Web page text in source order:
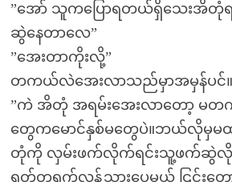
”အော် သူကပြောရတယ်ရှိသေးအိတုံ
ဆွဲနေတာလေ”
”အေးတာကိုးလို့”
တကယ်လဲအေးလာသည်မှာအမှန်ပင်။
”ကဲ အိတုံ အရမ်းအေးလာတော့ မတ
တွေကမောင်နှစ်မတွေပဲ။ဘယ်လိုမှမထင်
တုံကို လှမ်းဖက်လိုက်ရင်းသူ့ဖက်
ရုတ်တရက်လန့်သွားပေမယ့် ငြင်းတော့